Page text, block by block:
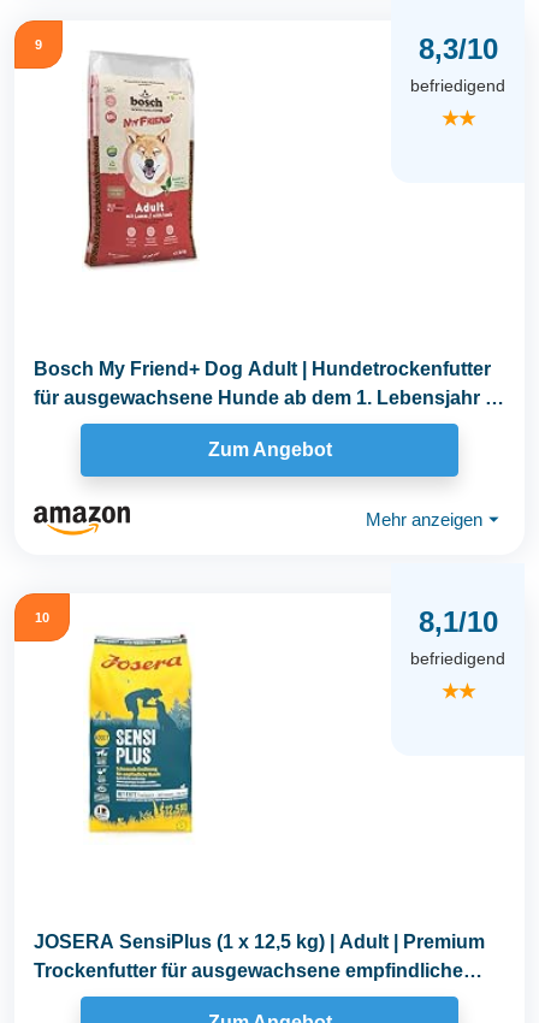
9 8,3/10
befriedigend
★★
Bosch My Friend+ Dog Adult | Hundetrockenfutter
für ausgewachsene Hunde ab dem 1. Lebensjahr | 1
Zum Angebot
Mehr anzeigen ⏷
10 8,1/10
befriedigend
★★
JOSERA SensiPlus (1 x 12,5 kg) | Adult | Premium
Trockenfutter für ausgewachsene empfindliche
Hunde...